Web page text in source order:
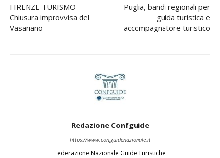
FIRENZE TURISMO –
Chiusura improvvisa del
Vasariano
Puglia, bandi regionali per
guida turistica e
accompagnatore turistico
Redazione Confguide
https://www.confguidenazionale.it
Federazione Nazionale Guide Turistiche